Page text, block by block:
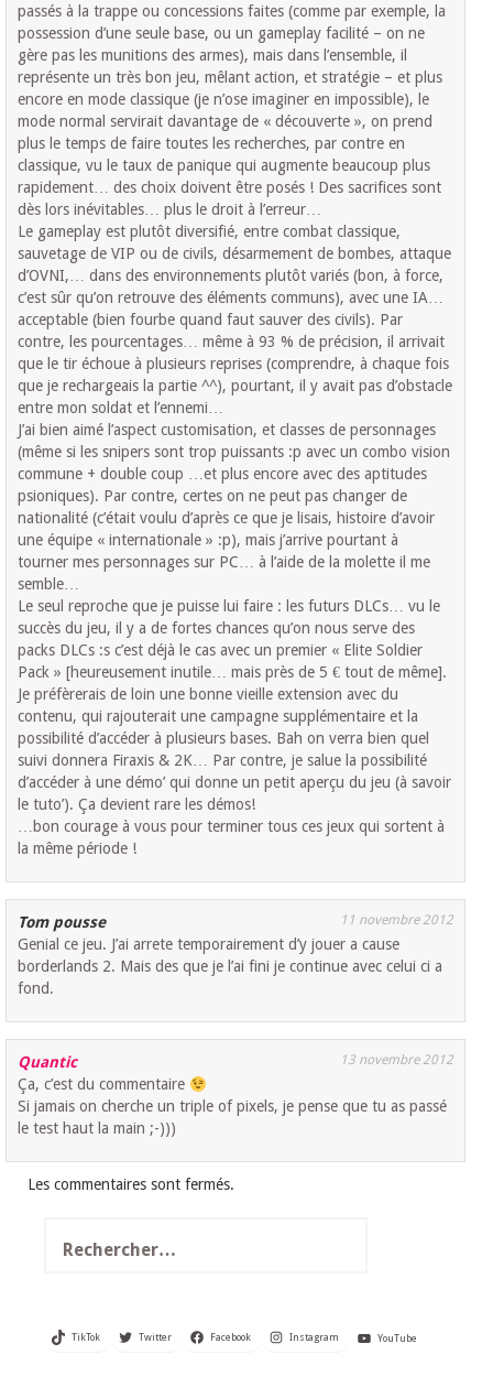
passés à la trappe ou concessions faites (comme par exemple, la
possession d’une seule base, ou un gameplay facilité – on ne
gère pas les munitions des armes), mais dans l’ensemble, il
représente un très bon jeu, mêlant action, et stratégie – et plus
encore en mode classique (je n’ose imaginer en impossible), le
mode normal servirait davantage de « découverte », on prend
plus le temps de faire toutes les recherches, par contre en
classique, vu le taux de panique qui augmente beaucoup plus
rapidement… des choix doivent être posés ! Des sacrifices sont
dès lors inévitables… plus le droit à l’erreur…
Le gameplay est plutôt diversifié, entre combat classique,
sauvetage de VIP ou de civils, désarmement de bombes, attaque
d’OVNI,… dans des environnements plutôt variés (bon, à force,
c’est sûr qu’on retrouve des éléments communs), avec une IA…
acceptable (bien fourbe quand faut sauver des civils). Par
contre, les pourcentages… même à 93 % de précision, il arrivait
que le tir échoue à plusieurs reprises (comprendre, à chaque fois
que je rechargeais la partie ^^), pourtant, il y avait pas d’obstacle
entre mon soldat et l’ennemi…
J’ai bien aimé l’aspect customisation, et classes de personnages
(même si les snipers sont trop puissants :p avec un combo vision
commune + double coup …et plus encore avec des aptitudes
psioniques). Par contre, certes on ne peut pas changer de
nationalité (c’était voulu d’après ce que je lisais, histoire d’avoir
une équipe « internationale » :p), mais j’arrive pourtant à
tourner mes personnages sur PC… à l’aide de la molette il me
semble…
Le seul reproche que je puisse lui faire : les futurs DLCs… vu le
succès du jeu, il y a de fortes chances qu’on nous serve des
packs DLCs :s c’est déjà le cas avec un premier « Elite Soldier
Pack » [heureusement inutile… mais près de 5 € tout de même].
Je préfèrerais de loin une bonne vieille extension avec du
contenu, qui rajouterait une campagne supplémentaire et la
possibilité d’accéder à plusieurs bases. Bah on verra bien quel
suivi donnera Firaxis & 2K… Par contre, je salue la possibilité
d’accéder à une démo’ qui donne un petit aperçu du jeu (à savoir
le tuto’). Ça devient rare les démos!
…bon courage à vous pour terminer tous ces jeux qui sortent à
la même période !
Tom pousse 11 novembre 2012
Genial ce jeu. J’ai arrete temporairement d’y jouer a cause
borderlands 2. Mais des que je l’ai fini je continue avec celui ci a
fond.
Quantic 13 novembre 2012
Ça, c’est du commentaire
Si jamais on cherche un triple of pixels, je pense que tu as passé
le test haut la main ;-)))
Les commentaires sont fermés.
TikTok Twitter Facebook Instagram YouTube